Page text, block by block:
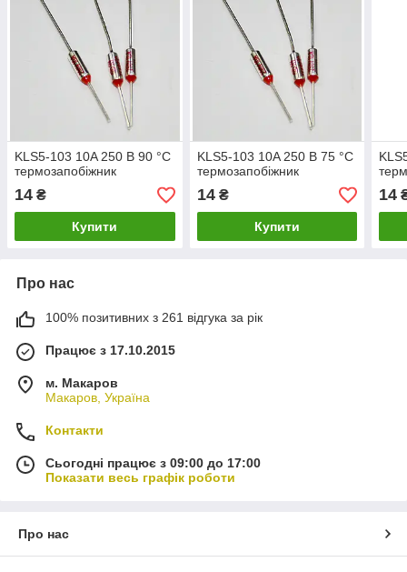
KLS5-103 10A 250 В 90 °C
термозапобіжник
14 ₴
Купити
KLS5-103 10A 250 В 75 °C
термозапобіжник
14₴
Купити
14
Про нас
100% позитивних з 261 відгука за рік
Працює з 17.10.2015
м. Макаров
Макаров, Україна
Контакти
Сьогодні працює з 09:00 до 17:00
Показати весь графік роботи
Про нас